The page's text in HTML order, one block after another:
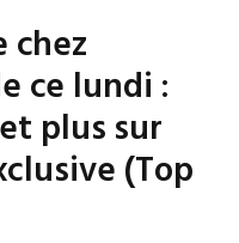
chez
ce lundi :
plus sur
(Top